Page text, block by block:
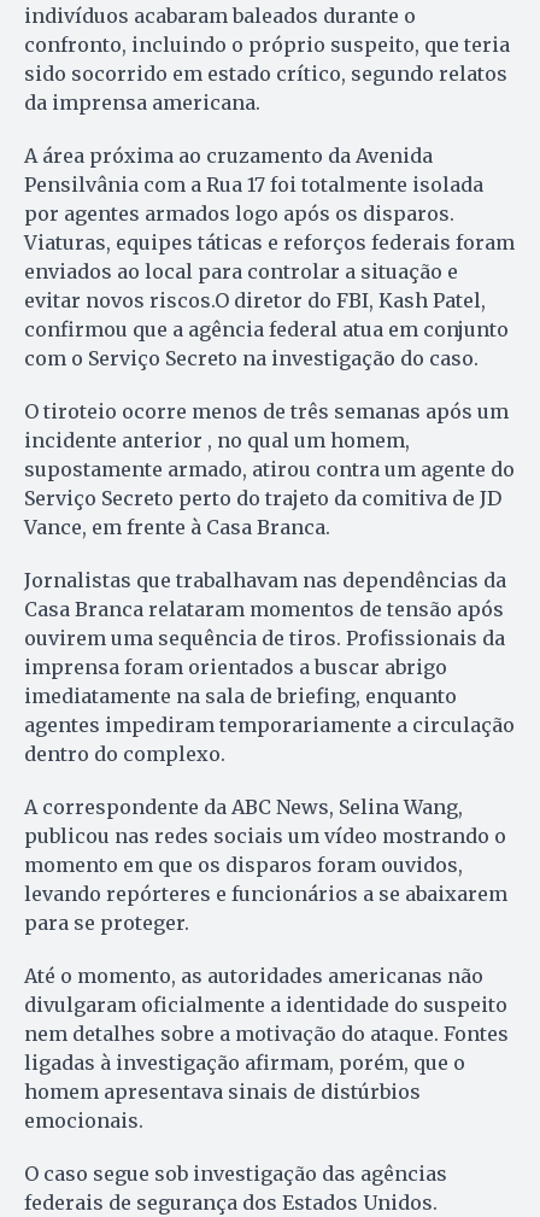
indivíduos acabaram baleados durante o
confronto, incluindo o próprio suspeito, que teria
sido socorrido em estado crítico, segundo relatos
da imprensa americana.
A área próxima ao cruzamento da Avenida
Pensilvânia com a Rua 17 foi totalmente isolada
por agentes armados logo após os disparos.
Viaturas, equipes táticas e reforços federais foram
enviados ao local para controlar a situação e
evitar novos riscos.O diretor do FBI, Kash Patel,
confirmou que a agência federal atua em conjunto
com o Serviço Secreto na investigação do caso.
O tiroteio ocorre menos de três semanas após um
incidente anterior , no qual um homem,
supostamente armado, atirou contra um agente do
Serviço Secreto perto do trajeto da comitiva de JD
Vance, em frente à Casa Branca.
Jornalistas que trabalhavam nas dependências da
Casa Branca relataram momentos de tensão após
ouvirem uma sequência de tiros. Profissionais da
imprensa foram orientados a buscar abrigo
imediatamente na sala de briefing, enquanto
agentes impediram temporariamente a circulação
dentro do complexo.
A correspondente da ABC News, Selina Wang,
publicou nas redes sociais um vídeo mostrando o
momento em que os disparos foram ouvidos,
levando repórteres e funcionários a se abaixarem
para se proteger.
Até o momento, as autoridades americanas não
divulgaram oficialmente a identidade do suspeito
nem detalhes sobre a motivação do ataque. Fontes
ligadas à investigação afirmam, porém, que o
homem apresentava sinais de distúrbios
emocionais.
O caso segue sob investigação das agências
federais de segurança dos Estados Unidos.